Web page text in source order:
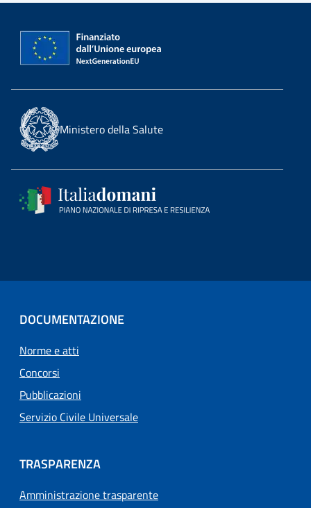
Ministero della Salute
DOCUMENTAZIONE
Norme e atti
Concorsi
Pubblicazioni
Servizio Civile Universale
TRASPARENZA
Amministrazione trasparente